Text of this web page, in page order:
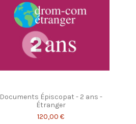
Documents Épiscopat - 2 ans -
Étranger
120,00 €